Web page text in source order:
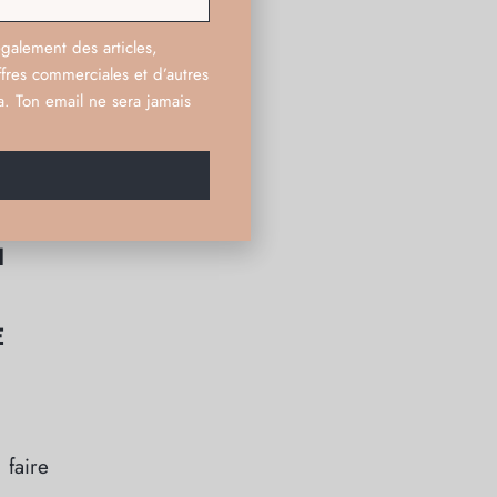
son
des articles,
commerciales et d’autres
Ton email ne sera jamais